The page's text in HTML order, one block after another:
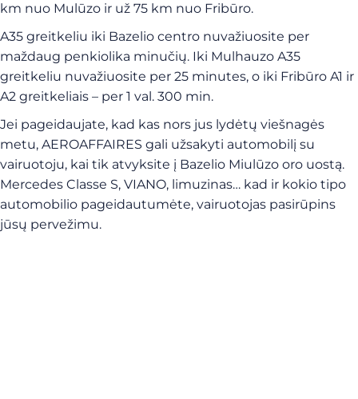
km nuo Mulūzo ir už 75 km nuo Fribūro.
A35 greitkeliu iki Bazelio centro nuvažiuosite per
maždaug penkiolika minučių. Iki Mulhauzo A35
greitkeliu nuvažiuosite per 25 minutes, o iki Fribūro A1 ir
A2 greitkeliais – per 1 val. 300 min.
Jei pageidaujate, kad kas nors jus lydėtų viešnagės
metu, AEROAFFAIRES gali užsakyti automobilį su
vairuotoju, kai tik atvyksite į Bazelio Miulūzo oro uostą.
Mercedes Classe S, VIANO, limuzinas… kad ir kokio tipo
automobilio pageidautumėte, vairuotojas pasirūpins
jūsų pervežimu.